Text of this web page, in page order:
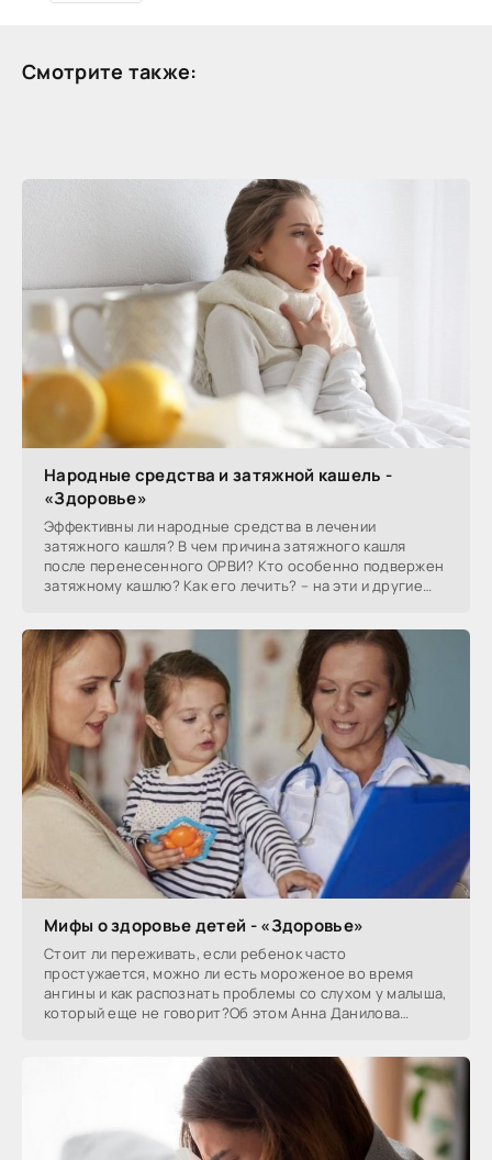
Смотрите также:
Народные средства и затяжной кашель -
«Здоровье»
Эффективны ли народные средства в лечении
затяжного кашля? В чем причина затяжного кашля
после перенесенного ОРВИ? Кто особенно подвержен
затяжному кашлю? Как его лечить? – на эти и другие
Мифы о здоровье детей - «Здоровье»
Стоит ли переживать, если ребенок часто
простужается, можно ли есть мороженое во время
ангины и как распознать проблемы со слухом у малыша,
который еще не говорит?Об этом Анна Данилова